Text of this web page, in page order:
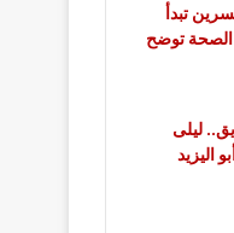
تبدأ
الصحة توضح
ليلى
اليزيد